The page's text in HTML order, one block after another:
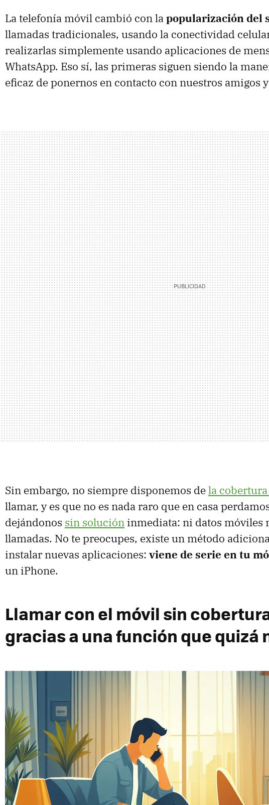
La telefonía móvil cambió con lapopularización del
llamadas tradicionales, usando la conectividad
realizarlas simplemente usando aplicaciones de
WhatsApp. Eso sí, las primeras siguen siendo la
eficaz de ponernos en contacto con nuestros amigos
Sin embargo, no siempre disponemos dela cobertura
llamar, y es que no es nada raro que en casa
dejándonos sin solución inmediata: ni datos móviles
llamadas. No te preocupes, existe un método
instalar nuevas aplicaciones: viene de serie en tu
un iPhone.
Llamar con el móvil sin
gracias a una función que quizá